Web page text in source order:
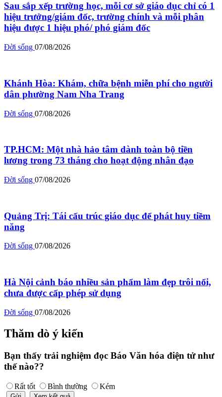
Sau sắp xếp trường học, mỗi cơ sở giáo dục chỉ có 1
hiệu trưởng/giám đốc, trường chính và mỗi phân
hiệu được 1 hiệu phó/ phó giám đốc
Đời sống 07/08/2026
Khánh Hòa: Khám, chữa bệnh miễn phí cho người
dân phường Nam Nha Trang
Đời sống 07/08/2026
TP.HCM: Một nhà hảo tâm dành toàn bộ tiền
lương trong 73 tháng cho hoạt động nhân đạo
Đời sống 07/08/2026
Quảng Trị: Tái cấu trúc giáo dục để phát huy tiềm
năng
Đời sống 07/08/2026
Hà Nội cảnh báo nhiều sản phẩm làm đẹp trôi nổi,
chưa được cấp phép sử dụng
Đời sống 07/08/2026
Thăm dò ý kiến
Bạn thấy trải nghiệm đọc Báo Văn hóa điện tử như
thế nào??
Rất tốt Bình thường Kém